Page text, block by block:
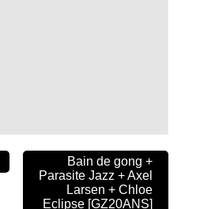
Bain de gong +
Parasite Jazz + Axel
Larsen + Chloe
Eclipse [GZ20ANS]